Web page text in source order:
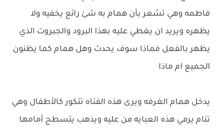
فاطمه وهي تشعر بأن همام به شئ رائع يخفيه ولا
يظهره ويريد ان يغطي عليه بهذا البرود والجبروت الذي
يظهر بالفعل فماذا سوف يحدث وهل همام كما يظنون
الجميع ام ماذا
يدخل همام الغرفه ويرى هذه الفتاه تتكور كالأطفال وهي
تنام يرمي هذه العبايه من عليه ويذهب يتسطح أمامها